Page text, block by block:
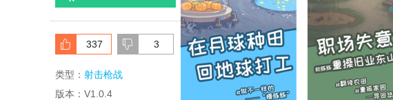
337 3
类型： 射击枪战
版本：V1.0.4